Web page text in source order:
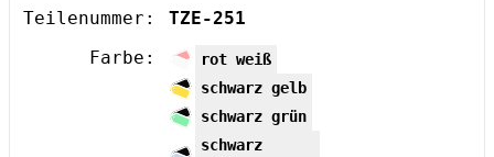
Teilenummer:
TZE-251
Farbe:
rot weiß
schwarz gelb
schwarz grün
schwarz